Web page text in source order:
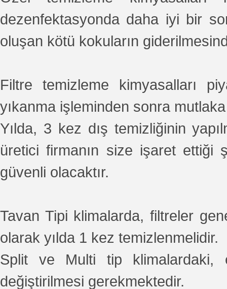
dezenfektasyonda daha iyi bir
oluşan kötü kokuların
Filtre temizleme kimyasalları
yıkanma işleminden sonra mutlaka
Yılda, 3 kez dış temizliğinin
üretici firmanın size işaret ettiği
güvenli olacaktır.
Tavan Tipi klimalarda, filtreler
olarak yılda 1 kez temizlenmelidir.
Split ve Multi tip klimalardaki,
değiştirilmesi gerekmektedir.